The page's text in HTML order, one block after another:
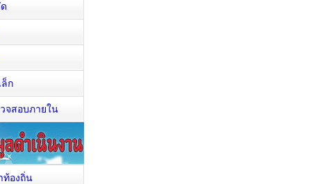
ล็ก
จสอบภายใน
องถิ่น